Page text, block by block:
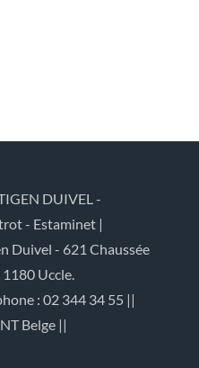
DUIVEL -
- Estaminet |
Duivel - 621 Chaussée
1180 Uccle.
: 02 344 34 55 ||
Belge ||